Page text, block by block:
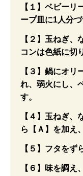
【１】ベビーリ
ープ皿に1人分づ
【２】玉ねぎ
コンは色紙に切
【３】鍋にオリ
れ、弱火にし、
す。
【４】玉ねぎ、
ら【Ａ】を加え
【５】フタをず
【６】味を調え